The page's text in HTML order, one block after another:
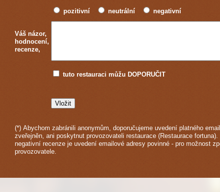
pozitivní neutrální negativní
Váš názor,
hodnocení,
recenze,
tuto restauraci můžu DOPORUČIT
(*) Abychom zabránili anonymům, doporučujeme uvedení platného
zveřejněn, ani poskytnut provozovateli restaurace (Restaurace
negativní recenze je uvedení emailové adresy povinné - pro možnost
provozovatele.